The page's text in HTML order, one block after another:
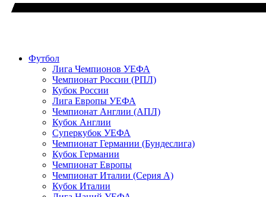
Футбол
Лига Чемпионов УЕФА
Чемпионат России (РПЛ)
Кубок России
Лига Европы УЕФА
Чемпионат Англии (АПЛ)
Кубок Англии
Суперкубок УЕФА
Чемпионат Германии (Бундеслига)
Кубок Германии
Чемпионат Европы
Чемпионат Италии (Серия А)
Кубок Италии